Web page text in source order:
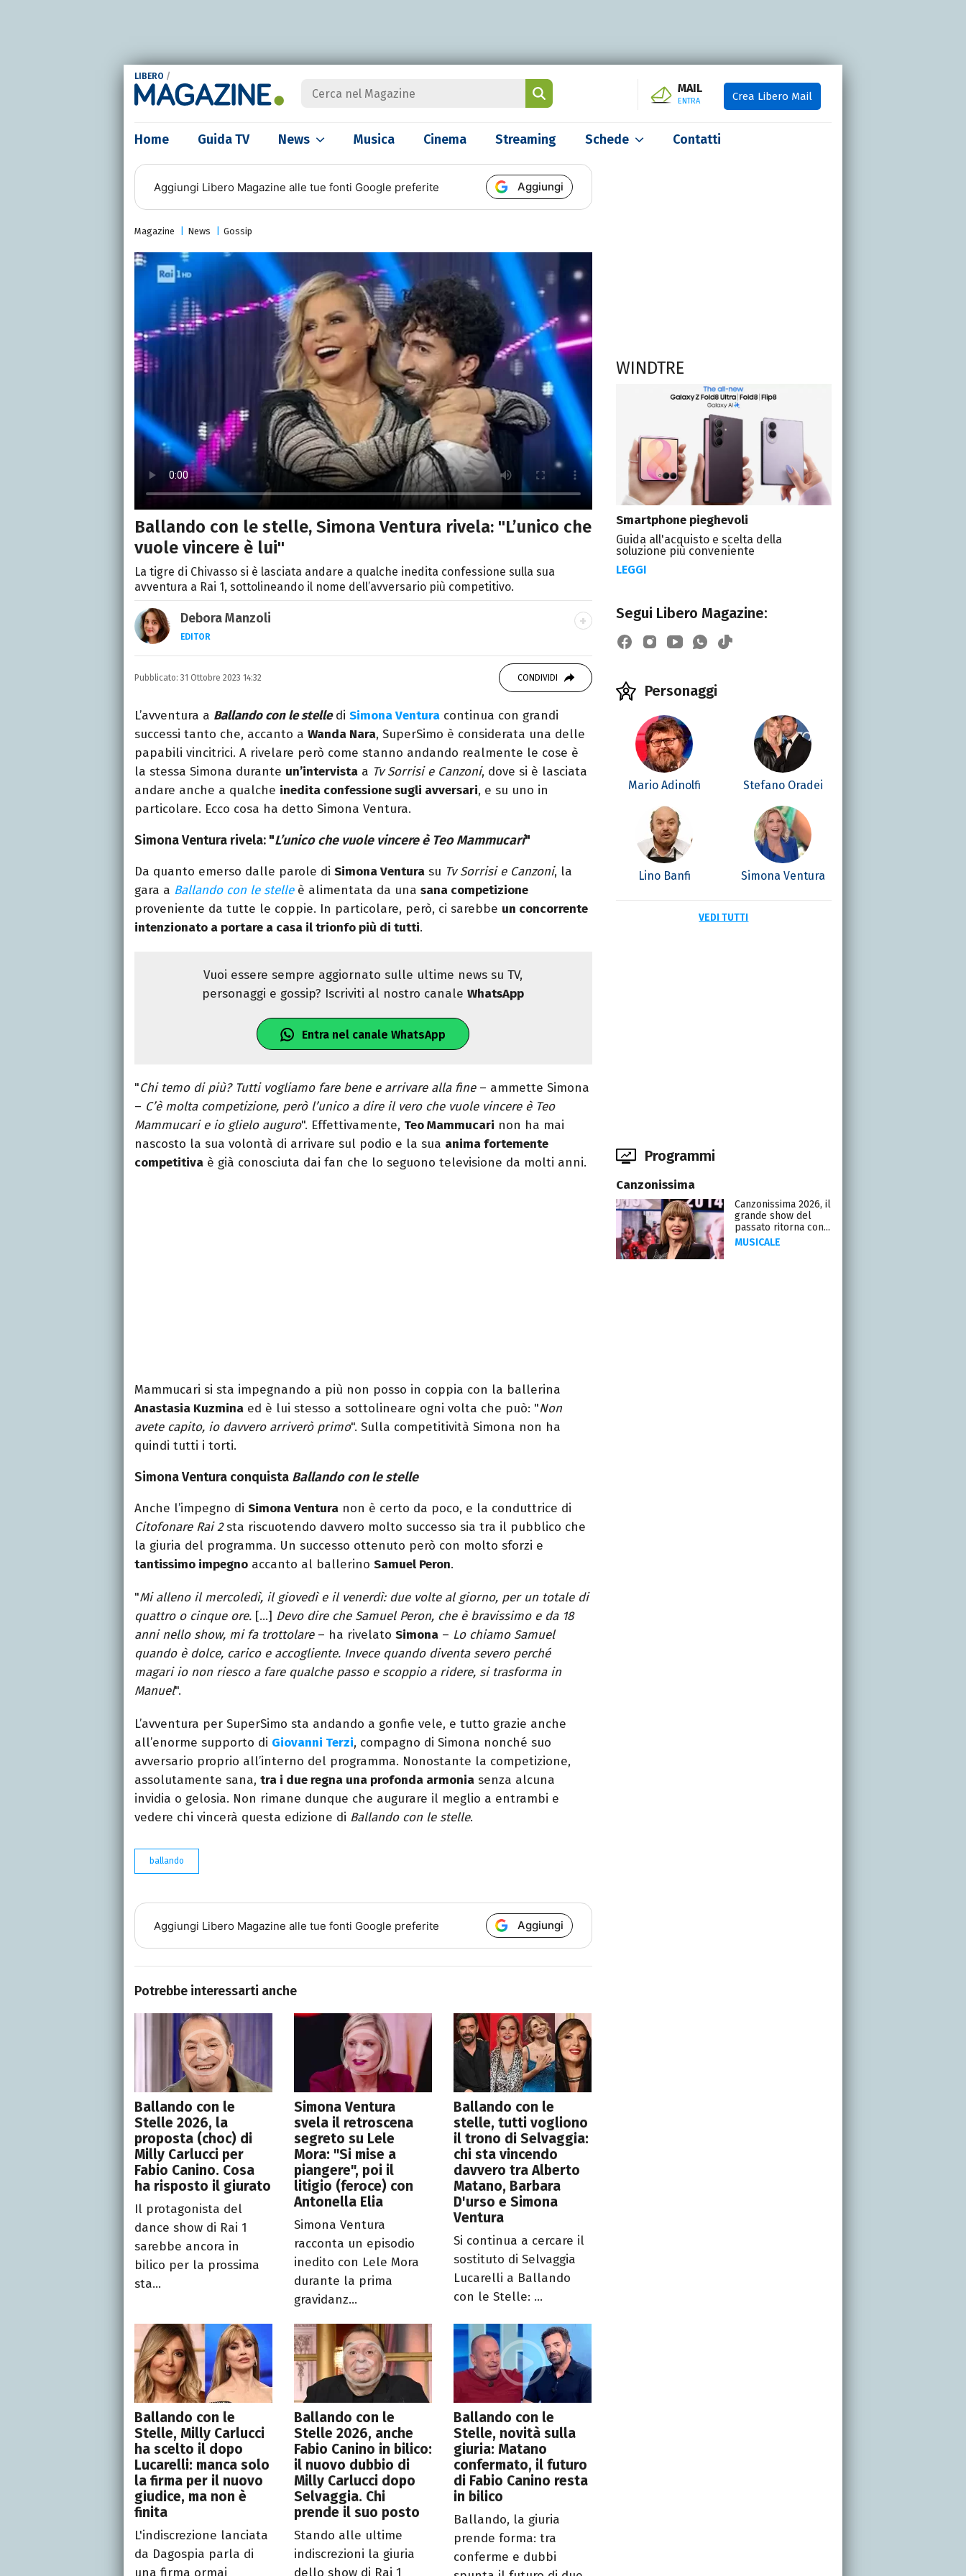
LIBERO /
MAIL
ENTRA Crea Libero Mail
Home Guida TV News Musica Cinema Streaming Schede Contatti
Aggiungi Libero Magazine alle tue fonti Google preferite Aggiungi
Magazine News Gossip
Ballando con le stelle, Simona Ventura rivela: "L’unico che
vuole vincere è lui"
La tigre di Chivasso si è lasciata andare a qualche inedita confessione sulla sua
avventura a Rai 1, sottolineando il nome dell’avversario più competitivo.
Debora Manzoli
EDITOR
LINKEDIN
INSTAGRAM FACEBOOK SITO
Scrittrice, copywriter, editor e pubblicista mantovana, laureata in
Lettere, Cinema e Tv. Ha due libri all’attivo e ama la scrittura alla
follia.
Pubblicato: 31 Ottobre 2023 14:32 CONDIVIDI
L’avventura a Ballando con le stelledi Simona Ventura continua con grandi
successi tanto che, accanto a Wanda Nara, SuperSimo è considerata una delle
papabili vincitrici. A rivelare però come stanno andando realmente le cose è
la stessa Simona durante un’intervista a Tv Sorrisi e Canzoni, dove si è lasciata
andare anche a qualche inedita confessione sugli avversari, e su uno in
particolare. Ecco cosa ha detto Simona Ventura.
Simona Ventura rivela: "L’unico che vuole vincere è Teo Mammucari"
Da quanto emerso dalle parole di Simona Ventura su Tv Sorrisi e Canzoni, la
gara a Ballando con le stelleè alimentata da una sana competizione
proveniente da tutte le coppie. In particolare, però, ci sarebbe un concorrente
intenzionato a portare a casa il trionfo più di tutti.
Vuoi essere sempre aggiornato sulle ultime news su TV,
personaggi e gossip? Iscriviti al nostro canaleWhatsApp
Entra nel canale WhatsApp
"Chi temo di più? Tutti vogliamo fare bene e arrivare alla fine – ammette Simona
– C’è molta competizione, però l’unico a dire il vero che vuole vincere è Teo
Mammucari e io glielo auguro". Effettivamente, Teo Mammucari non ha mai
nascosto la sua volontà di arrivare sul podio e la sua anima fortemente
competitiva è già conosciuta dai fan che lo seguono televisione da molti anni.
Mammucari si sta impegnando a più non posso in coppia con la ballerina
Anastasia Kuzmina ed è lui stesso a sottolineare ogni volta che può: "Non
avete capito, io davvero arriverò primo". Sulla competitività Simona non ha
quindi tutti i torti.
Simona Ventura conquista Ballando con le stelle
Anche l’impegno di Simona Ventura non è certo da poco, e la conduttrice di
Citofonare Rai 2sta riscuotendo davvero molto successo sia tra il pubblico che
la giuria del programma. Un successo ottenuto però con molto sforzi e
tantissimo impegno accanto al ballerino Samuel Peron.
"Mi alleno il mercoledì, il giovedì e il venerdì: due volte al giorno, per un totale di
quattro o cinque ore. […] Devo dire che Samuel Peron, che è bravissimo e da 18
anni nello show, mi fa trottolare– ha rivelato Simona – Lo chiamo Samuel
quando è dolce, carico e accogliente. Invece quando diventa severo perché
magari io non riesco a fare qualche passo e scoppio a ridere, si trasforma in
Manuel".
L’avventura per SuperSimo sta andando a gonfie vele, e tutto grazie anche
all’enorme supporto di Giovanni Terzi, compagno di Simona nonché suo
avversario proprio all’interno del programma. Nonostante la competizione,
assolutamente sana, tra i due regna una profonda armonia senza alcuna
invidia o gelosia. Non rimane dunque che augurare il meglio a entrambi e
vedere chi vincerà questa edizione di Ballando con le stelle.
ballando
Aggiungi Libero Magazine alle tue fonti Google preferite Aggiungi
Potrebbe interessarti anche
Ballando con le
Stelle 2026, la
proposta (choc) di
Milly Carlucci per
Fabio Canino. Cosa
ha risposto il giurato
Il protagonista del
dance show di Rai 1
sarebbe ancora in
bilico per la prossima
sta...
Simona Ventura
svela il retroscena
segreto su Lele
Mora: "Si mise a
piangere", poi il
litigio (feroce) con
Antonella Elia
Simona Ventura
racconta un episodio
inedito con Lele Mora
durante la prima
gravidanz...
Ballando con le
stelle, tutti vogliono
il trono di Selvaggia:
chi sta vincendo
davvero tra Alberto
Matano, Barbara
D'urso e Simona
Ventura
Si continua a cercare il
sostituto di Selvaggia
Lucarelli a Ballando
con le Stelle: ...
Ballando con le
Stelle, Milly Carlucci
ha scelto il dopo
Lucarelli: manca solo
la firma per il nuovo
giudice, ma non è
finita
L'indiscrezione lanciata
da Dagospia parla di
una firma ormai
Ballando con le
Stelle 2026, anche
Fabio Canino in bilico:
il nuovo dubbio di
Milly Carlucci dopo
Selvaggia. Chi
prende il suo posto
Stando alle ultime
indiscrezioni la giuria
dello show di Rai 1
Ballando con le
Stelle, novità sulla
giuria: Matano
confermato, il futuro
di Fabio Canino resta
in bilico
Ballando, la giuria
prende forma: tra
conferme e dubbi
WINDTRE
Smartphone pieghevoli
Guida all'acquisto e scelta della
soluzione più conveniente
LEGGI
Segui Libero Magazine:
Personaggi
Mario Adinolfi Stefano Oradei
Lino Banfi Simona Ventura
VEDI TUTTI
Programmi
Canzonissima
Canzonissima 2026, il
grande show del
passato ritorna con...
MUSICALE